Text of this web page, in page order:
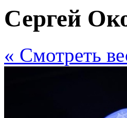
Сергей
« Cмотреть